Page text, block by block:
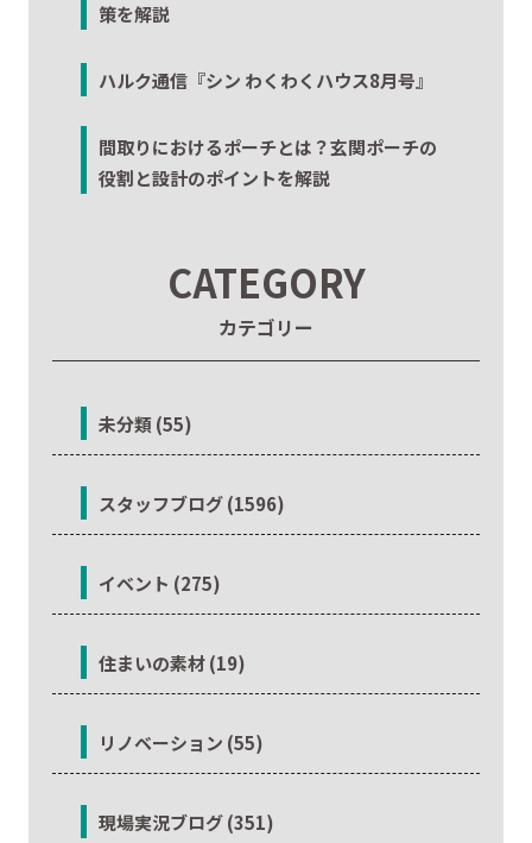
策を解説
ハルク通信『シン わくわくハウス8月号』
間取りにおけるポーチとは？玄関ポーチの
役割と設計のポイントを解説
CATEGORY
カテゴリー
未分類 (55)
スタッフブログ (1596)
イベント (275)
住まいの素材 (19)
リノベーション (55)
現場実況ブログ (351)